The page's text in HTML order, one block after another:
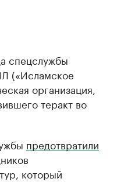
спецслужбы
(«Исламское
организация,
теракт во
предотвратили
который